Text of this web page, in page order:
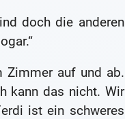
doch die anderen
Zimmer auf und ab.
kann das nicht. Wir
ist ein schweres